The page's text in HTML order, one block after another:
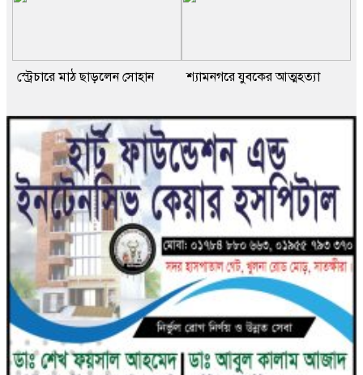
স্ট্রেচারে মাঠ ছাড়লেন সোহান শ্যামনগরে যুবকের আত্মহত্যা